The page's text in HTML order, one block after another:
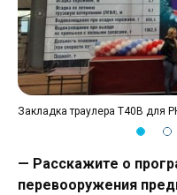
Закладка траулера Т40В для
— Расскажите о
перевооружения